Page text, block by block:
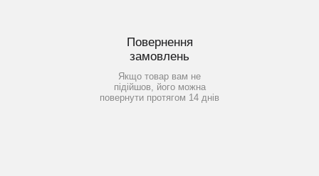
Повернення
замовлень
Якщо товар вам не
підійшов, його можна
повернути протягом 14 днів